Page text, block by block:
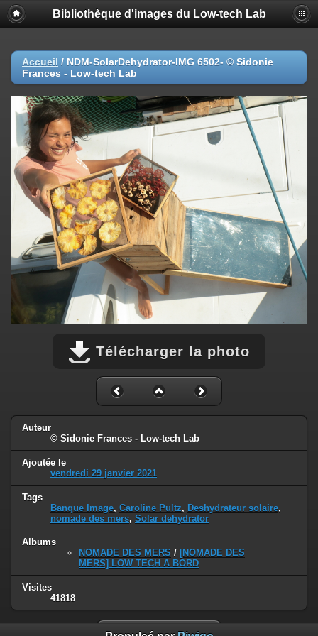
Bibliothèque d'images du Low-tech Lab
Accueil / NDM-SolarDehydrator-IMG 6502- © Sidonie
Frances - Low-tech Lab
Télécharger la photo
Auteur
© Sidonie Frances - Low-tech Lab
Ajoutée le
vendredi 29 janvier 2021
Tags
Banque Image, Caroline Pultz, Deshydrateur solaire,
nomade des mers, Solar dehydrator
Albums
NOMADE DES MERS / [NOMADE DES
MERS] LOW TECH A BORD
Visites
41818